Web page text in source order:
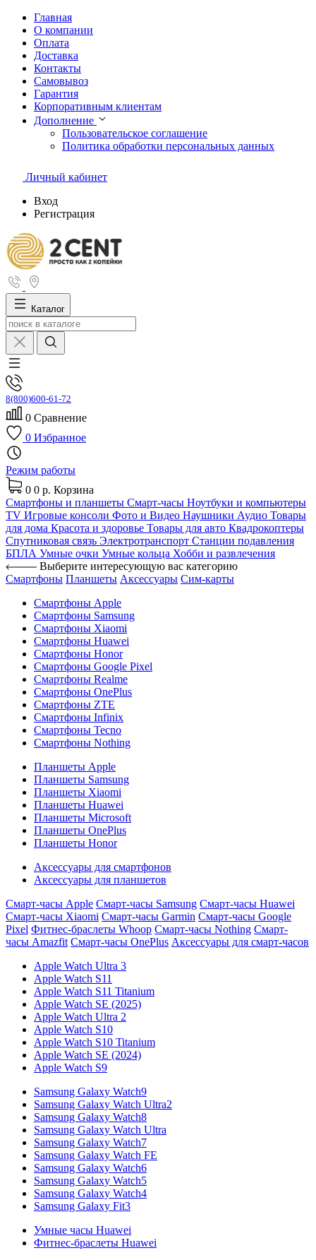
Главная
О компании
Оплата
Доставка
Контакты
Самовывоз
Гарантия
Корпоративным клиентам
Дополнение
Пользовательское соглашение
Политика обработки персональных данных
Личный кабинет
Вход
Регистрация
Каталог
8(800)600-61-72
0 Сравнение
0 Избранное
Режим работы
0 0 р. Корзина
Смартфоны и планшеты Смарт-часы Ноутбуки и компьютеры
TV Игровые консоли Фото и Видео Наушники Аудио Товары
для дома Красота и здоровье Товары для авто Квадрокоптеры
Спутниковая связь Электротранспорт Станции подавления
БПЛА Умные очки Умные кольца Хобби и развлечения
Выберите интересующую вас категорию
Смартфоны Планшеты Аксессуары Сим-карты
Смартфоны Apple
Смартфоны Samsung
Смартфоны Xiaomi
Смартфоны Huawei
Смартфоны Honor
Смартфоны Google Pixel
Смартфоны Realme
Смартфоны OnePlus
Смартфоны ZTE
Смартфоны Infinix
Смартфоны Tecno
Смартфоны Nothing
Планшеты Apple
Планшеты Samsung
Планшеты Xiaomi
Планшеты Huawei
Планшеты Microsoft
Планшеты OnePlus
Планшеты Honor
Аксессуары для смартфонов
Аксессуары для планшетов
Смарт-часы Apple Смарт-часы Samsung Смарт-часы Huawei
Смарт-часы Xiaomi Смарт-часы Garmin Смарт-часы Google
Pixel Фитнес-браслеты Whoop Смарт-часы Nothing Смарт-
часы Amazfit Смарт-часы OnePlus Аксессуары для смарт-часов
Apple Watch Ultra 3
Apple Watch S11
Apple Watch S11 Titanium
Apple Watch SE (2025)
Apple Watch Ultra 2
Apple Watch S10
Apple Watch S10 Titanium
Apple Watch SE (2024)
Apple Watch S9
Samsung Galaxy Watch9
Samsung Galaxy Watch Ultra2
Samsung Galaxy Watch8
Samsung Galaxy Watch Ultra
Samsung Galaxy Watch7
Samsung Galaxy Watch FE
Samsung Galaxy Watch6
Samsung Galaxy Watch5
Samsung Galaxy Watch4
Samsung Galaxy Fit3
Умные часы Huawei
Фитнес-браслеты Huawei